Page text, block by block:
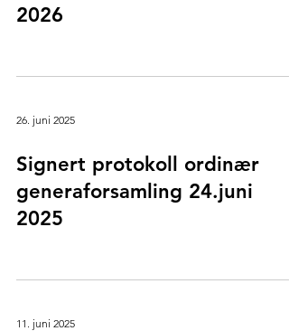
2026
26. juni 2025
Signert protokoll ordinær
generaforsamling 24.juni
2025
11. juni 2025